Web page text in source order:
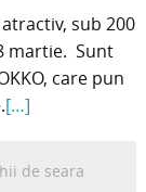
sub 200
martie. Sunt
care pun
[…]
de seara